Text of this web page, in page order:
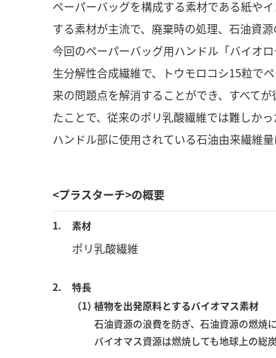
ペーパーバッグを構成する素材である紙や
する素材が主流で、廃棄時の処理、石油資
今回のペーパーバッグ用ハンドル「バイオ
生分解性合成繊維で、トウモロコシ15粒で
来の問題点を解消することができ、すべて
たことで、従来のポリ乳酸繊維では難しか
ハンドル部に使用されている石油由来繊維
<プラスターチ>の概要
1. 素材
ポリ乳酸繊維
2.
特長
（1）植物を出発原料とするバイオマス素材
石油資源の浪費を防ぎ、石油資源の燃焼
バイオマス資源は燃焼しても地球上の総